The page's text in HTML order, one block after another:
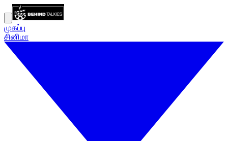
முகப்பு
சினிமா